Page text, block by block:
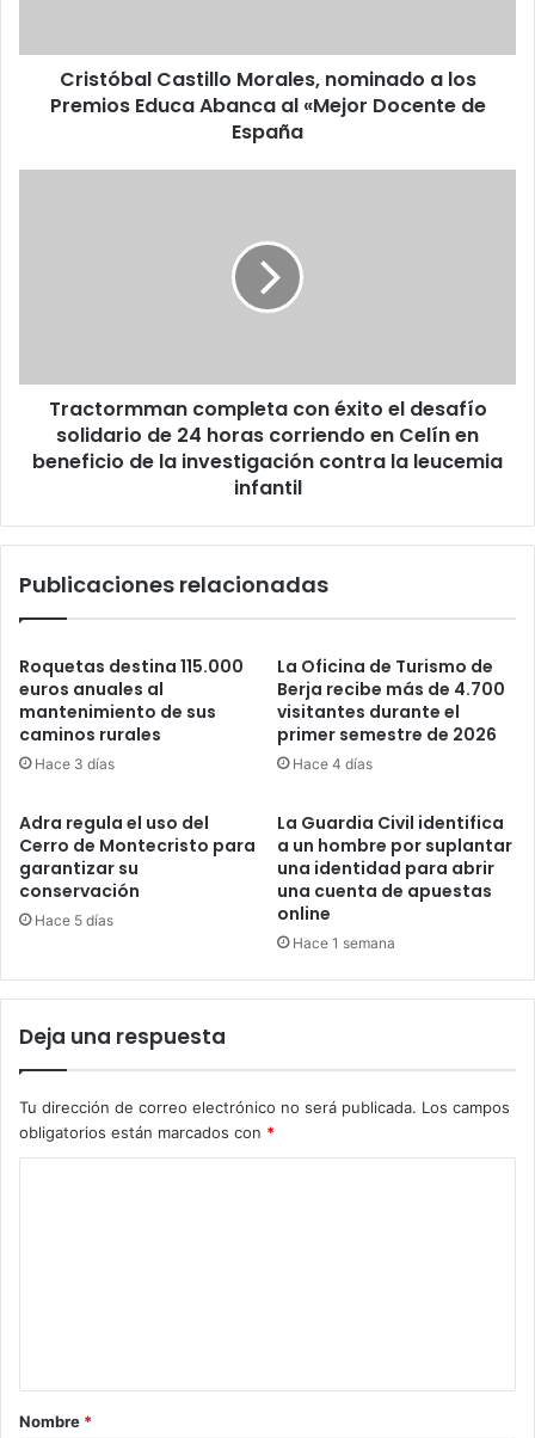
Cristóbal Castillo Morales, nominado a los
Premios Educa Abanca al «Mejor Docente de
España
Tractormman completa con éxito el desafío
solidario de 24 horas corriendo en Celín en
beneficio de la investigación contra la leucemia
infantil
Publicaciones relacionadas
Roquetas destina 115.000
euros anuales al
mantenimiento de sus
caminos rurales
Hace 3 días
La Oficina de Turismo de
Berja recibe más de 4.700
visitantes durante el
primer semestre de 2026
Hace 4 días
Adra regula el uso del
Cerro de Montecristo para
garantizar su
conservación
Hace 5 días
La Guardia Civil identifica
a un hombre por suplantar
una identidad para abrir
una cuenta de apuestas
online
Hace 1 semana
Deja una respuesta
Tu dirección de correo electrónico no será publicada. Los campos
obligatorios están marcados con *
a
r
Nombre *